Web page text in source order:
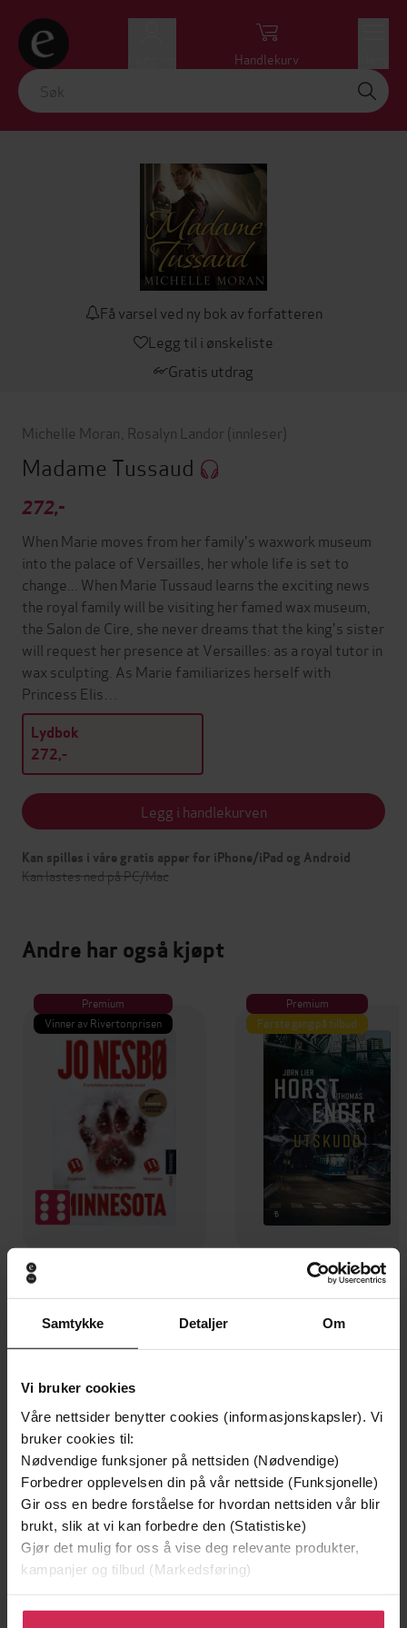
Samtykke Detaljer Om
Vi bruker cookies
Våre nettsider benytter cookies (informasjonskapsler). Vi
bruker cookies til:
Nødvendige funksjoner på nettsiden (Nødvendige)
Forbedrer opplevelsen din på vår nettside (Funksjonelle)
Gir oss en bedre forståelse for hvordan nettsiden vår blir
brukt, slik at vi kan forbedre den (Statistiske)
Gjør det mulig for oss å vise deg relevante produkter,
kampanjer og tilbud (Markedsføring)
Klikk på «Godta alle» for å gi oss ditt samtykke til å
Handlekurv
Få varsel ved ny bok av forfatteren
Legg til i ønskeliste
Gratis utdrag
Michelle Moran Rosalyn Landor (innleser)
Madame Tussaud
272,-
When Marie moves from her family's waxwork museum
into the palace of Versailles, her whole life is set to
change... When Marie Tussaud learns the exciting news
the royal family will be visiting her famed wax museum,
the Salon de Cire, she never dreams that the king's sister
will request her presence at Versailles: as a royal tutor in
wax sculpting. As Marie familiarizes herself with
Princess Elis…
Lydbok
272,-
Legg i handlekurven
Kan spilles i våre gratis apper for iPhone/iPad og Android
Kan lastes ned på PC/Mac
Andre har også kjøpt
Premium
Vinner av Rivertonprisen
Minnesota
Jo Nesbø
EBOK
Premium
Første gang på tilbud
349,-
Utskudd
Jørn Lier Horst
Forfattere Michelle Moran
Landor(innleser)
Forlag Quercus
Utgitt 22.08.2011
Lengde 15:26
Sjanger